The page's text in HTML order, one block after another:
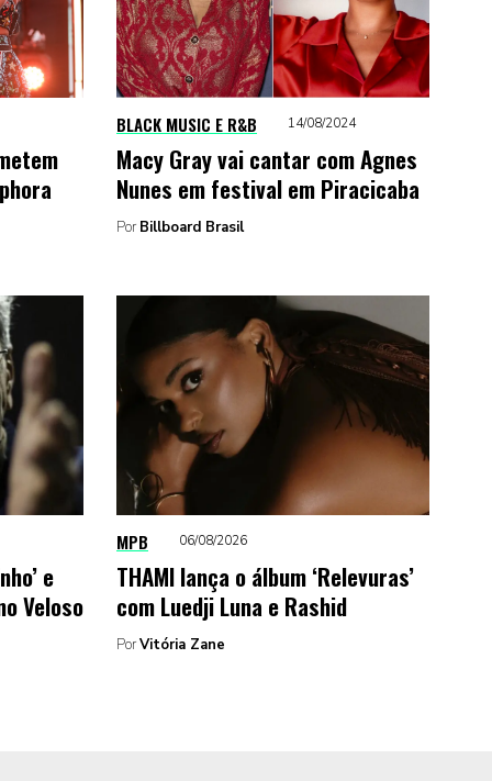
BLACK MUSIC E R&B 14/08/2024
Macy Gray vai cantar com Agnes
Nunes em festival em Piracicaba
Por Billboard Brasil
e
Veloso
MPB 06/08/2026
THAMI lança o álbum ‘Relevuras’
com Luedji Luna e Rashid
PorVitória Zane